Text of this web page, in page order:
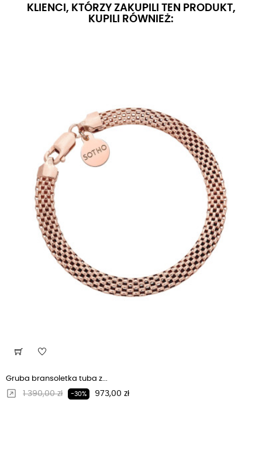
KLIENCI, KTÓRZY ZAKUPILI TEN PRODUKT,
KUPILI RÓWNIEŻ:
Gruba bransoletka tuba z...
Regularna cena
1 390,00 zł -30% Cena
973,00 zł